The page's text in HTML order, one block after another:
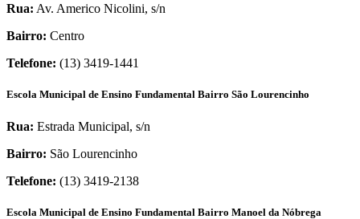
Rua: Av. Americo Nicolini, s/n
Bairro: Centro
Telefone: (13) 3419-1441
Escola Municipal de Ensino Fundamental Bairro São Lourencinho
Rua: Estrada Municipal, s/n
Bairro: São Lourencinho
Telefone: (13) 3419-2138
Escola Municipal de Ensino Fundamental Bairro Manoel da Nóbrega